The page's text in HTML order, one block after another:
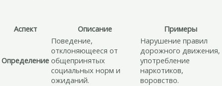
Аспект Описание Примеры
Определение
Поведение,
отклоняющееся от
общепринятых
социальных норм и
ожиданий.
Нарушение правил
дорожного движения,
употребление
наркотиков,
воровство.